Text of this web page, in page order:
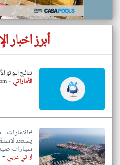
أبرز اخبار
نتائج اللوتو
الأماراتي-
يستعد
سيارات
ار تي عربي -